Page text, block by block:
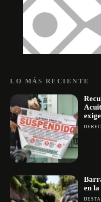
LO MÁS RECIENTE
en